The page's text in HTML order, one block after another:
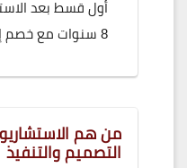
8 سنوات مع خصم إضافي 10%.
من هم
التصميم والتنفيذ